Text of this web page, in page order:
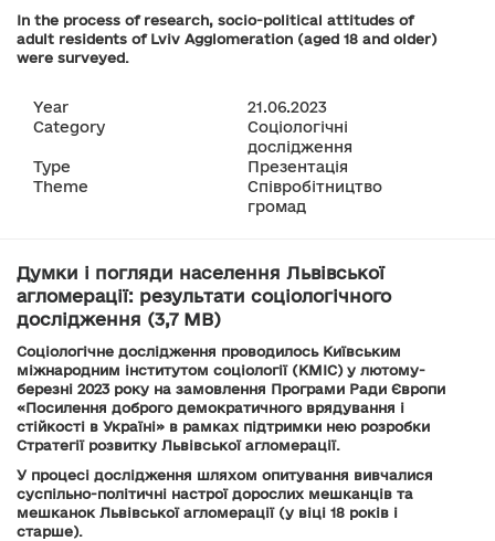
In the process of research, socio-political attitudes of
adult residents of Lviv Agglomeration (aged 18 and older)
were surveyed.
Year
21.06.2023
Category
Соціологічні
дослідження
Type
Презентація
Theme
Співробітництво
громад
Думки і погляди населення Львівської
агломерації: результати соціологічного
дослідження (3,7 MB)
Соціологічне дослідження проводилось Київським
міжнародним інститутом соціології (КМІС) у лютому-
березні 2023 року на замовлення Програми Ради Європи
«Посилення доброго демократичного врядування і
стійкості в Україні» в рамках підтримки нею розробки
Стратегії розвитку Львівської агломерації.
У процесі дослідження шляхом опитування вивчалися
суспільно-політичні настрої дорослих мешканців та
мешканок Львівської агломерації (у віці 18 років і
старше).